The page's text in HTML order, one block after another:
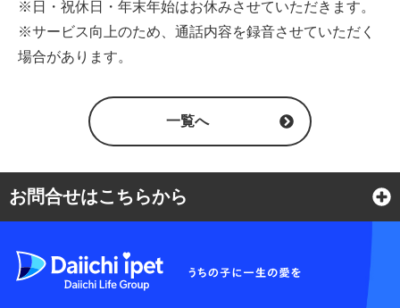
※日・祝休日・年末年始はお休みさせていただきます。
※サービス向上のため、通話内容を録音させていただく
場合があります。
一覧へ
お問合せはこちらから
各種お問合せ窓口